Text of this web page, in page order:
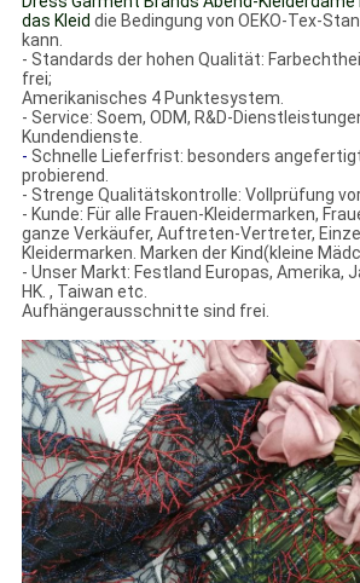
das Kleid die Bedingung von OEKO-Tex-
kann.
- Standards der hohen Qualität:
frei;
Amerikanisches 4 Punktesystem.
- Service: Soem, ODM, R&D-
Kundendienste.
- Schnelle Lieferfrist: besonders
probierend.
- Strenge Qualitätskontrolle: Vollprüfung
- Kunde: Für alle Frauen-Kleidermarken,
ganze Verkäufer, Auftreten-Vertreter,
Kleidermarken. Marken der Kind(kleine
- Unser Markt: Festland Europas, Amerika,
HK. , Taiwan etc.
Aufhängerausschnitte sind frei.